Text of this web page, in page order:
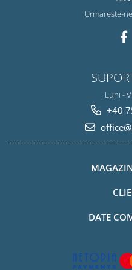
Urmareste-
Luni -
+40
DATE